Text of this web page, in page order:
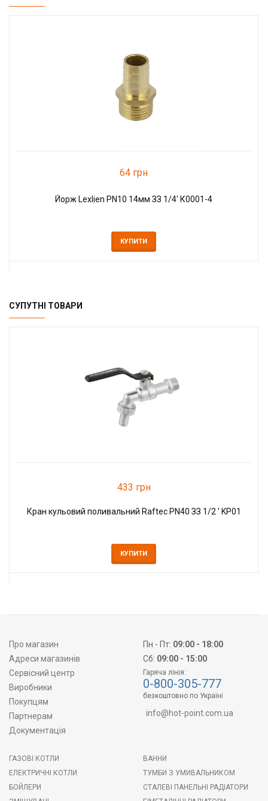
64 грн
Йорж Lexlien PN10 14мм ЗЗ 1/4' К0001-4
КУПИТИ
СУПУТНІ ТОВАРИ
433 грн
Кран кульовий поливальний Raftec PN40 ЗЗ 1/2 ' KP01
КУПИТИ
Про магазин
Адреси магазинів
Сервісний центр
Виробники
Покупцям
Партнерам
Документація
Пн - Пт: 09:00 - 18:00
Сб: 09:00 - 15:00
Гаряча лінія:
0-800-305-777
безкоштовно по Україні
info@hot-point.com.ua
ГАЗОВІ КОТЛИ
ЕЛЕКТРИЧНІ КОТЛИ
БОЙЛЕРИ
ВАННИ
ТУМБИ З УМИВАЛЬНИКОМ
СТАЛЕВІ ПАНЕЛЬНІ РАДІАТОРИ